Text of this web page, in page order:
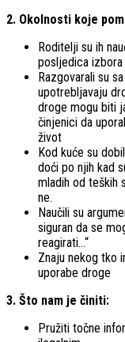
2. Okolnosti koje
Roditelji su ih
posljedica izbora
Razgovarali su
upotrebljavaju
droge mogu biti
činjenici da
život
Kod kuće su
doći po njih kad
mladih od teških
ne.
Naučili su
siguran da se
reagirati…“
Znaju nekog tko
uporabe droge
3. Što nam je činiti:
Pružiti točne